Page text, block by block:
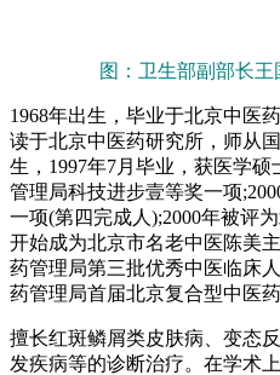
图：卫生部副部长
1968年出生，毕业于北京中医
读于北京中医药研究所，师从
生，1997年7月毕业，获医学
管理局科技进步壹等奖一项
一项(第四完成人);2000年被评
开始成为北京市名老中医陈美
药管理局第三批优秀中医临床
药管理局首届北京复合型中医
擅长红斑鳞屑类皮肤病、变态
发疾病等的诊断治疗。在学术